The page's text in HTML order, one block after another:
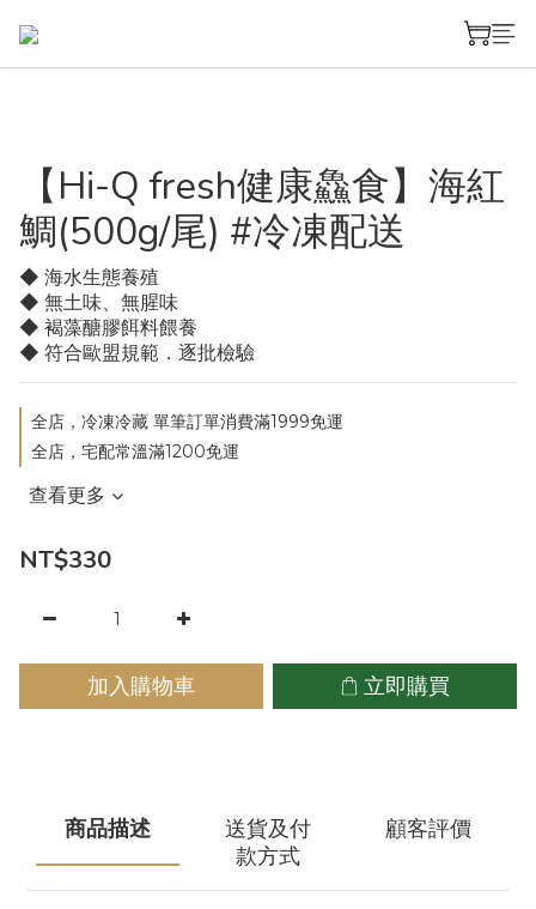
【Hi-Q fresh健康鱻食】海紅
鯛(500g/尾) #冷凍配送
◆ 海水生態養殖
◆ 無土味、無腥味
◆ 褐藻醣膠餌料餵養
◆ 符合歐盟規範．逐批檢驗
全店，冷凍冷藏 單筆訂單消費滿1999免運
全店，宅配常溫滿1200免運
查看更多
NT$330
加入購物車 立即購買
商品描述
送貨及付
款方式
顧客評價